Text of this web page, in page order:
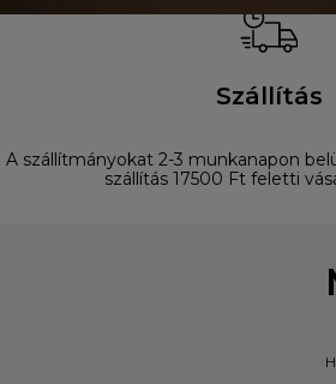
Szállítás
A szállítmányokat 2-3 munkanapon
szállítás 17500 Ft feletti